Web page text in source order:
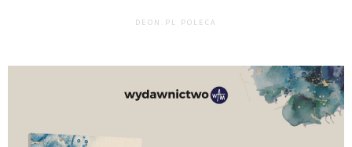
DEON.PL POLECA